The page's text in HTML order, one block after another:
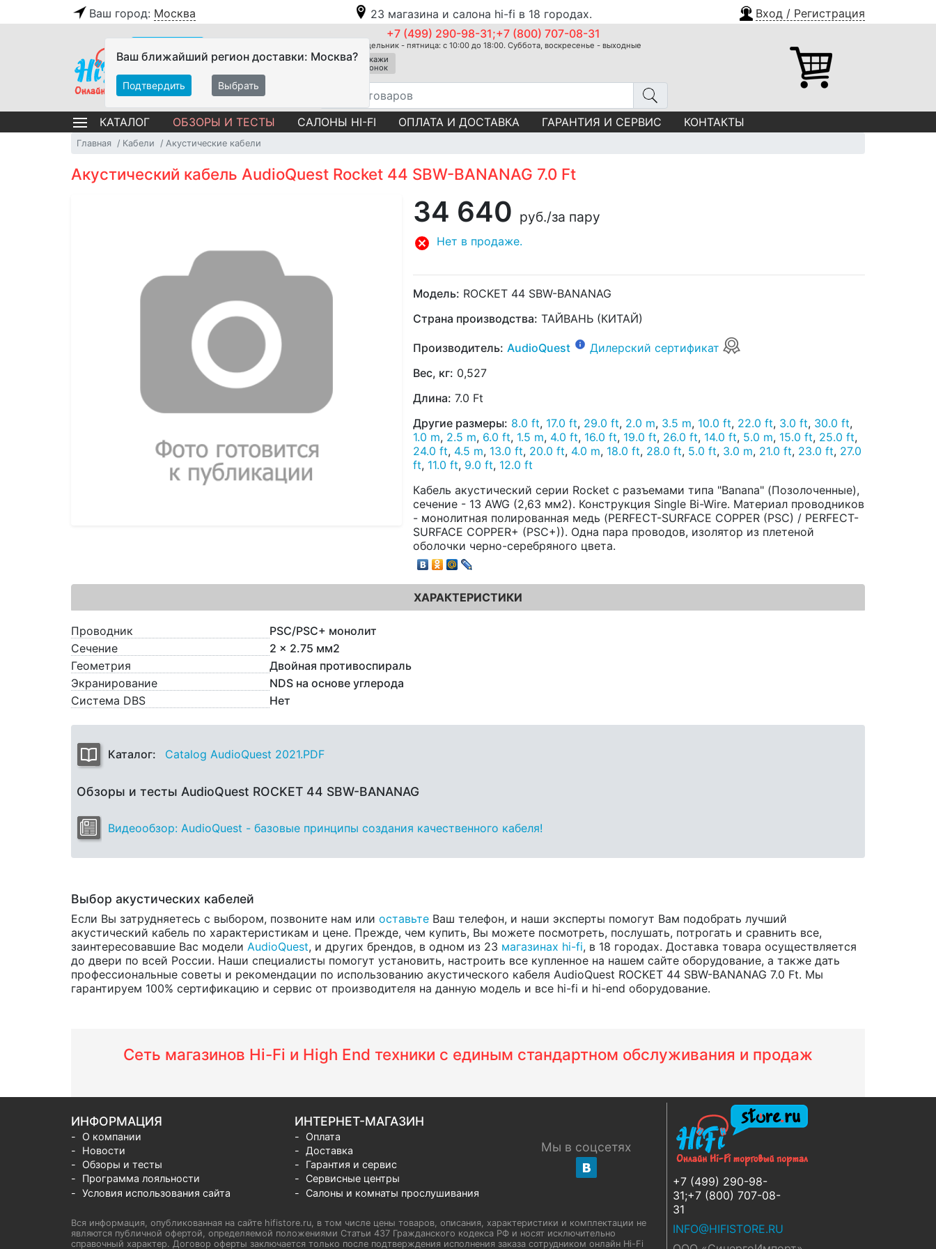
Ваш город: Москва 23 магазина и салона hi-fi в 18 городах. Вход / Регистрация
Ваш ближайший регион доставки: Москва?
Подтвердить Выбрать
+7 (499) 290-98-31;+7 (800) 707-08-31
Понедельник - пятница: с 10:00 до 18:00. Суббота, воскресенье - выходные
Закажи
звонок
КАТАЛОГ ОБЗОРЫ И ТЕСТЫ САЛОНЫ HI-FI ОПЛАТА И ДОСТАВКА ГАРАНТИЯ И СЕРВИС КОНТАКТЫ
Главная Кабели Акустические кабели
Акустический кабель AudioQuest Rocket 44 SBW-BANANAG 7.0 Ft
34 640 руб./за пару
Нет в продаже.
Модель: ROCKET 44 SBW-BANANAG
Страна производства: ТАЙВАНЬ (КИТАЙ)
Производитель: AudioQuest
Дилерский сертификат
Вес, кг: 0,527
Длина: 7.0 Ft
Другие размеры: 8.0 ft, 17.0 ft, 29.0 ft, 2.0 m, 3.5 m, 10.0 ft, 22.0 ft, 3.0 ft, 30.0 ft,
1.0 m, 2.5 m, 6.0 ft, 1.5 m, 4.0 ft, 16.0 ft, 19.0 ft, 26.0 ft, 14.0 ft, 5.0 m, 15.0 ft, 25.0 ft,
24.0 ft, 4.5 m, 13.0 ft, 20.0 ft, 4.0 m, 18.0 ft, 28.0 ft, 5.0 ft, 3.0 m, 21.0 ft, 23.0 ft, 27.0
ft, 11.0 ft, 9.0 ft, 12.0 ft
Кабель акустический серии Rocket с разъемами типа "Banana" (Позолоченные),
сечение - 13 AWG (2,63 мм2). Конструкция Single Bi-Wire. Материал проводников
- монолитная полированная медь (PERFECT-SURFACE COPPER (PSC) / PERFECT-
SURFACE COPPER+ (PSC+)). Одна пара проводов, изолятор из плетеной
оболочки черно-серебряного цвета.
ХАРАКТЕРИСТИКИ
Проводник
PSC/PSC+ монолит
Сечение
2 x 2.75 мм2
Геометрия
Двойная противоспираль
Экранирование
NDS на основе углерода
Система DBS
Нет
Каталог: Catalog AudioQuest 2021.PDF
Обзоры и тесты AudioQuest ROCKET 44 SBW-BANANAG
Видеообзор: AudioQuest - базовые принципы создания качественного кабеля!
Выбор акустических кабелей
Если Вы затрудняетесь с выбором, позвоните нам или оставьте Ваш телефон, и наши эксперты помогут Вам подобрать лучший
акустический кабель по характеристикам и цене. Прежде, чем купить, Вы можете посмотреть, послушать, потрогать и сравнить все,
заинтересовавшие Вас модели AudioQuest, и других брендов, в одном из 23 магазинах hi-fi, в 18 городах. Доставка товара осуществляется
до двери по всей России. Наши специалисты помогут установить, настроить все купленное на нашем сайте оборудование, а также дать
профессиональные советы и рекомендации по использованию акустического кабеля AudioQuest ROCKET 44 SBW-BANANAG 7.0 Ft. Мы
гарантируем 100% сертификацию и сервис от производителя на данную модель и все hi-fi и hi-end оборудование.
Сеть магазинов Hi-Fi и High End техники с единым стандартном обслуживания и продаж
+7 (499) 290-98-
31;+7 (800) 707-08-
31
INFO@HIFISTORE.RU
ИНФОРМАЦИЯ
О компании
Новости
Обзоры и тесты
Программа лояльности
Условия использования сайта
ИНТЕРНЕТ-МАГАЗИН
Оплата
Доставка
Гарантия и сервис
Сервисные центры
Салоны и комнаты прослушивания
Мы в соцсетях
Вся информация, опубликованная на сайте hifistore.ru, в том числе цены товаров, описания, характеристики и комплектации не
являются публичной офертой, определяемой положениями Статьи 437 Гражданского кодекса РФ и носят исключительно
справочный характер. Договор оферты заключается только после подтверждения исполнения заказа сотрудником онлайн Hi-Fi